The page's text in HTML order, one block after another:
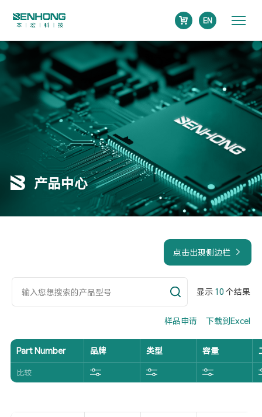
EN
产品中心
点击出现侧边栏
显示 10 个结果
样品申请 下载到Excel
Part Number 品牌 类型 容量
比较